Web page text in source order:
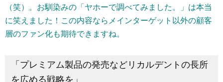
（笑）。お馴染みの「ヤホーで調べてみました。」は本当
に笑えました！この内容ならメインターゲット以外の顧客
層のファン化も期待できますね。
「プレミアム製品の発売などリカルデントの長所
を広める戦略を」